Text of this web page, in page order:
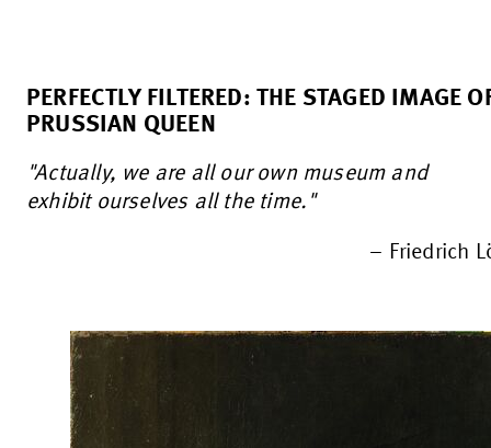
PERFECTLY FILTERED: THE STAGED IMAGE
PRUSSIAN QUEEN
"Actually, we are all our own museum and
exhibit ourselves all the time."
– Friedrich